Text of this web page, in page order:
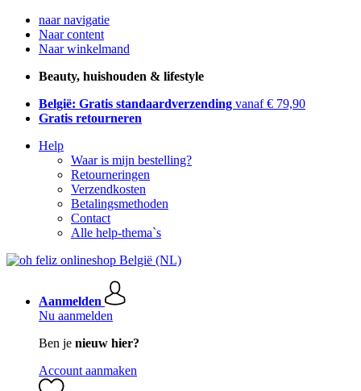
naar navigatie
Naar content
Naar winkelmand
Beauty, huishouden & lifestyle
België: Gratis standaardverzending vanaf € 79,90
Gratis retourneren
Help
Waar is mijn bestelling?
Retourneringen
Verzendkosten
Betalingsmethoden
Contact
Alle help-thema`s
Aanmelden
Nu aanmelden
Ben je nieuw hier?
Account aanmaken